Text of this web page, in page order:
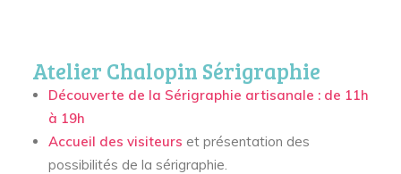
Atelier Chalopin Sérigraphie
Découverte de la Sérigraphie artisanale : de 11h
à 19h
Accueil des visiteurs et présentation des
possibilités de la sérigraphie.